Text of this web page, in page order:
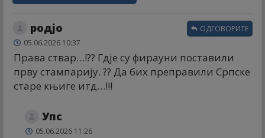
родјо
05.06.2026 10:37
Права ствар…!?? Гдје су фирауни поставили
прву стампарију. ?? Да бих преправили Српске
старе књиге итд…!!!
ОДГОВОРИТЕ
Упс
05.06.2026 11:26